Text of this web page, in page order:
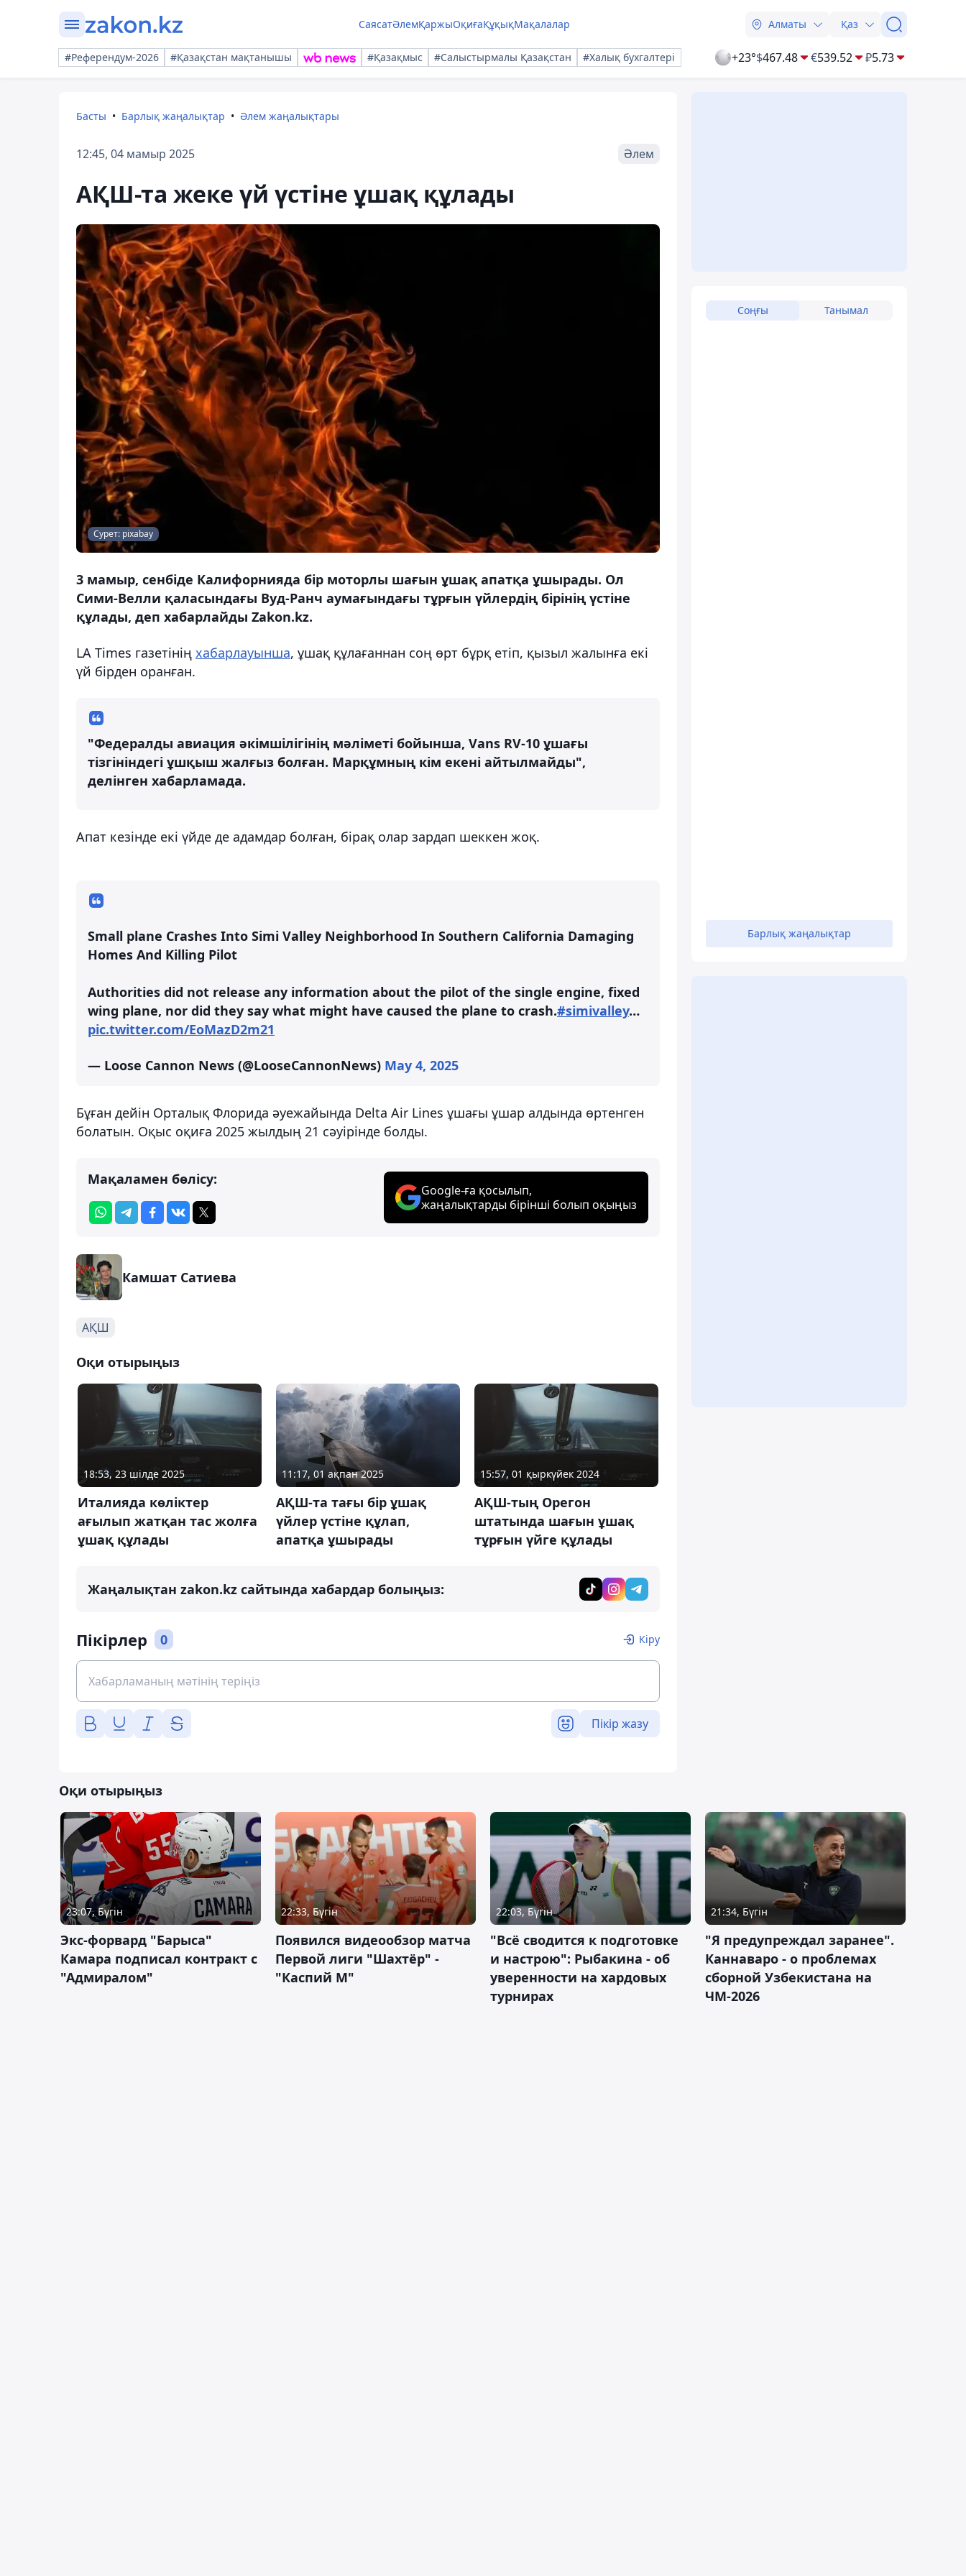
СаясатӘлемҚаржыОқиғаҚұқықМақалалар Алматы Қаз
#Референдум-2026 #Қазақстан мақтанышы #Қазақмыс #Салыстырмалы Қазақстан #Халық бухгалтері +23°$467.48 €539.52 ₽5.73
Басты Барлық жаңалықтар Әлем жаңалықтары
12:45, 04 мамыр 2025 Әлем
АҚШ-та жеке үй үстіне ұшақ құлады
Сурет: pixabay
3 мамыр, сенбіде Калифорнияда бір моторлы шағын ұшақ апатқа ұшырады. Ол
Сими-Велли қаласындағы Вуд-Ранч аумағындағы тұрғын үйлердің бірінің үстіне
құлады, деп хабарлайды Zakon.kz.
LA Times газетінің хабарлауынша, ұшақ құлағаннан соң өрт бұрқ етіп, қызыл жалынға екі
үй бірден оранған.
"Федералды авиация әкімшілігінің мәліметі бойынша, Vans RV-10 ұшағы
тізгініндегі ұшқыш жалғыз болған. Марқұмның кім екені айтылмайды",
делінген хабарламада.
Апат кезінде екі үйде де адамдар болған, бірақ олар зардап шеккен жоқ.
Small plane Crashes Into Simi Valley Neighborhood In Southern California Damaging
Homes And Killing Pilot
Authorities did not release any information about the pilot of the single engine, fixed
wing plane, nor did they say what might have caused the plane to crash.#simivalley…
pic.twitter.com/EoMazD2m21
— Loose Cannon News (@LooseCannonNews) May 4, 2025
Бұған дейін Орталық Флорида әуежайында Delta Air Lines ұшағы ұшар алдында өртенген
болатын. Оқыс оқиға 2025 жылдың 21 сәуірінде болды.
Мақаламен бөлісу:
Google-ға қосылып,
жаңалықтарды бірінші болып оқыңыз
Камшат Сатиева
АҚШ
Оқи отырыңыз
18:53, 23 шілде 2025
Италияда көліктер
ағылып жатқан тас жолға
ұшақ құлады
11:17, 01 ақпан 2025
АҚШ-та тағы бір ұшақ
үйлер үстіне құлап,
апатқа ұшырады
15:57, 01 қыркүйек 2024
АҚШ-тың Орегон
штатында шағын ұшақ
тұрғын үйге құлады
Жаңалықтан zakon.kz сайтында хабардар болыңыз:
Пікірлер 0 Кіру
Пікір жазу
Соңғы Танымал
Барлық жаңалықтар
Оқи отырыңыз
23:07, Бүгін
Экс-форвард "Барыса"
Камара подписал контракт с
"Адмиралом"
22:33, Бүгін
Появился видеообзор матча
Первой лиги "Шахтёр" -
"Каспий М"
22:03, Бүгін
"Всё сводится к подготовке
и настрою": Рыбакина - об
уверенности на хардовых
турнирах
21:34, Бүгін
"Я предупреждал заранее".
Каннаваро - о проблемах
сборной Узбекистана на
ЧМ-2026